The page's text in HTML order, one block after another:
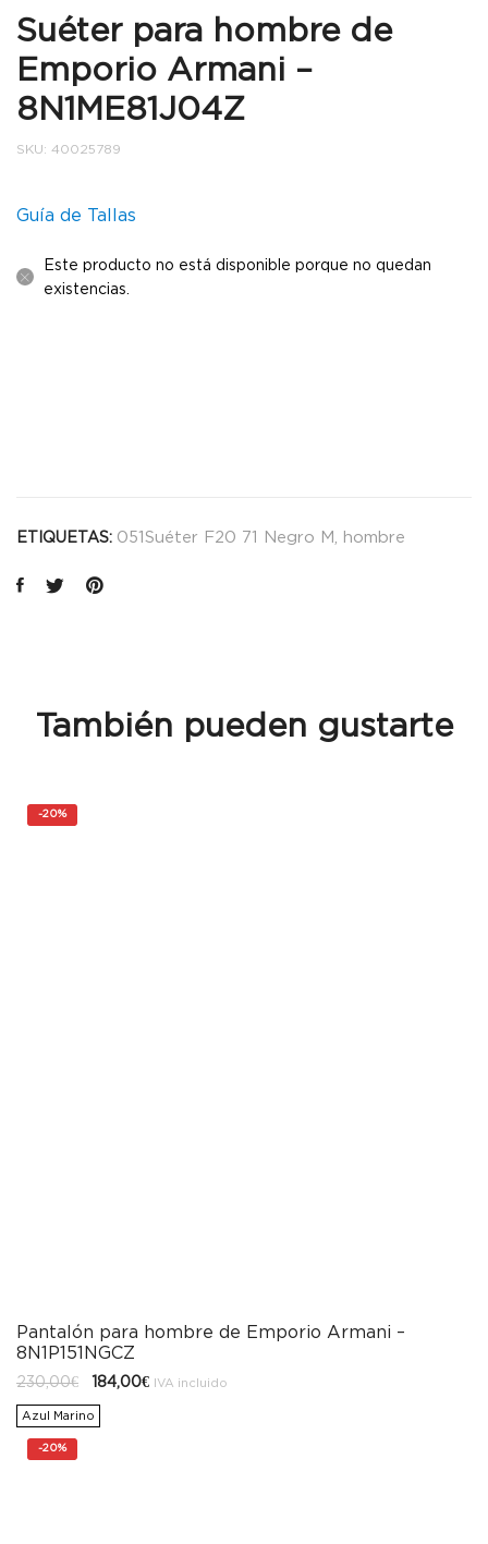
Suéter para hombre de
Emporio Armani –
8N1ME81J04Z
SKU: 40025789
Guía de Tallas
Este producto no está disponible porque no quedan
existencias.
ETIQUETAS: 051Suéter F20 71 Negro M hombre
También pueden gustarte
-20%
Pantalón para hombre de Emporio Armani –
8N1P151NGCZ
230,00€
El
original
era:
184,00€ElIVA incluido
Azul Marino
-20%